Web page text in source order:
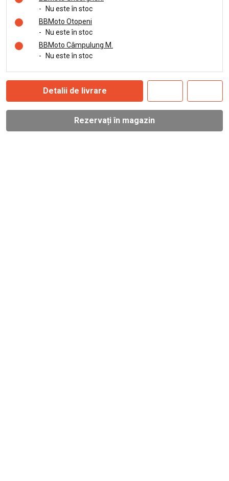
-
Nu este în stoc
BBMoto Otopeni
-
Nu este în stoc
BBMoto Câmpulung M.
-
Nu este în stoc
Detalii de livrare
Rezervați în magazin